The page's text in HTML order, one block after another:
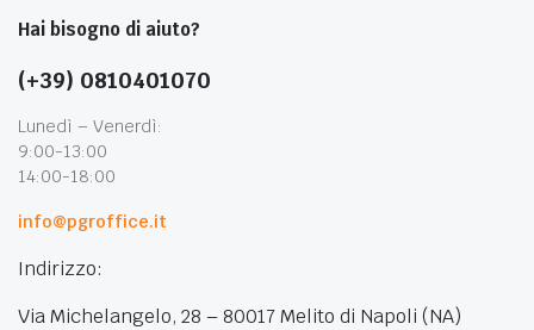
Hai bisogno di aiuto?
(+39) 0810401070
Lunedì – Venerdì:
9:00-13:00
14:00-18:00
info@pgroffice.it
Indirizzo:
Via Michelangelo, 28 – 80017 Melito di Napoli (NA)